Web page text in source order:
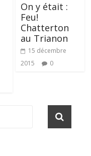
On y était :
Feu!
Chatterton
au Trianon
15 décembre
2015
0